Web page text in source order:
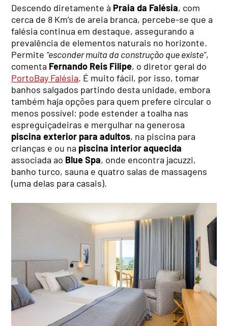
Descendo diretamente à Praia da Falésia, com
cerca de 8 Km’s de areia branca, percebe-se que a
falésia continua em destaque, assegurando a
prevalência de elementos naturais no horizonte.
Permite “esconder muita da construção que existe”,
comenta Fernando Reis Filipe, o diretor geral do
PortoBay Falésia. É muito fácil, por isso, tomar
banhos salgados partindo desta unidade, embora
também haja opções para quem prefere circular o
menos possível: pode estender a toalha nas
espreguiçadeiras e mergulhar na generosa
piscina exterior para adultos, na piscina para
crianças e ou na piscina interior aquecida
associada ao Blue Spa, onde encontra jacuzzi,
banho turco, sauna e quatro salas de massagens
(uma delas para casais).